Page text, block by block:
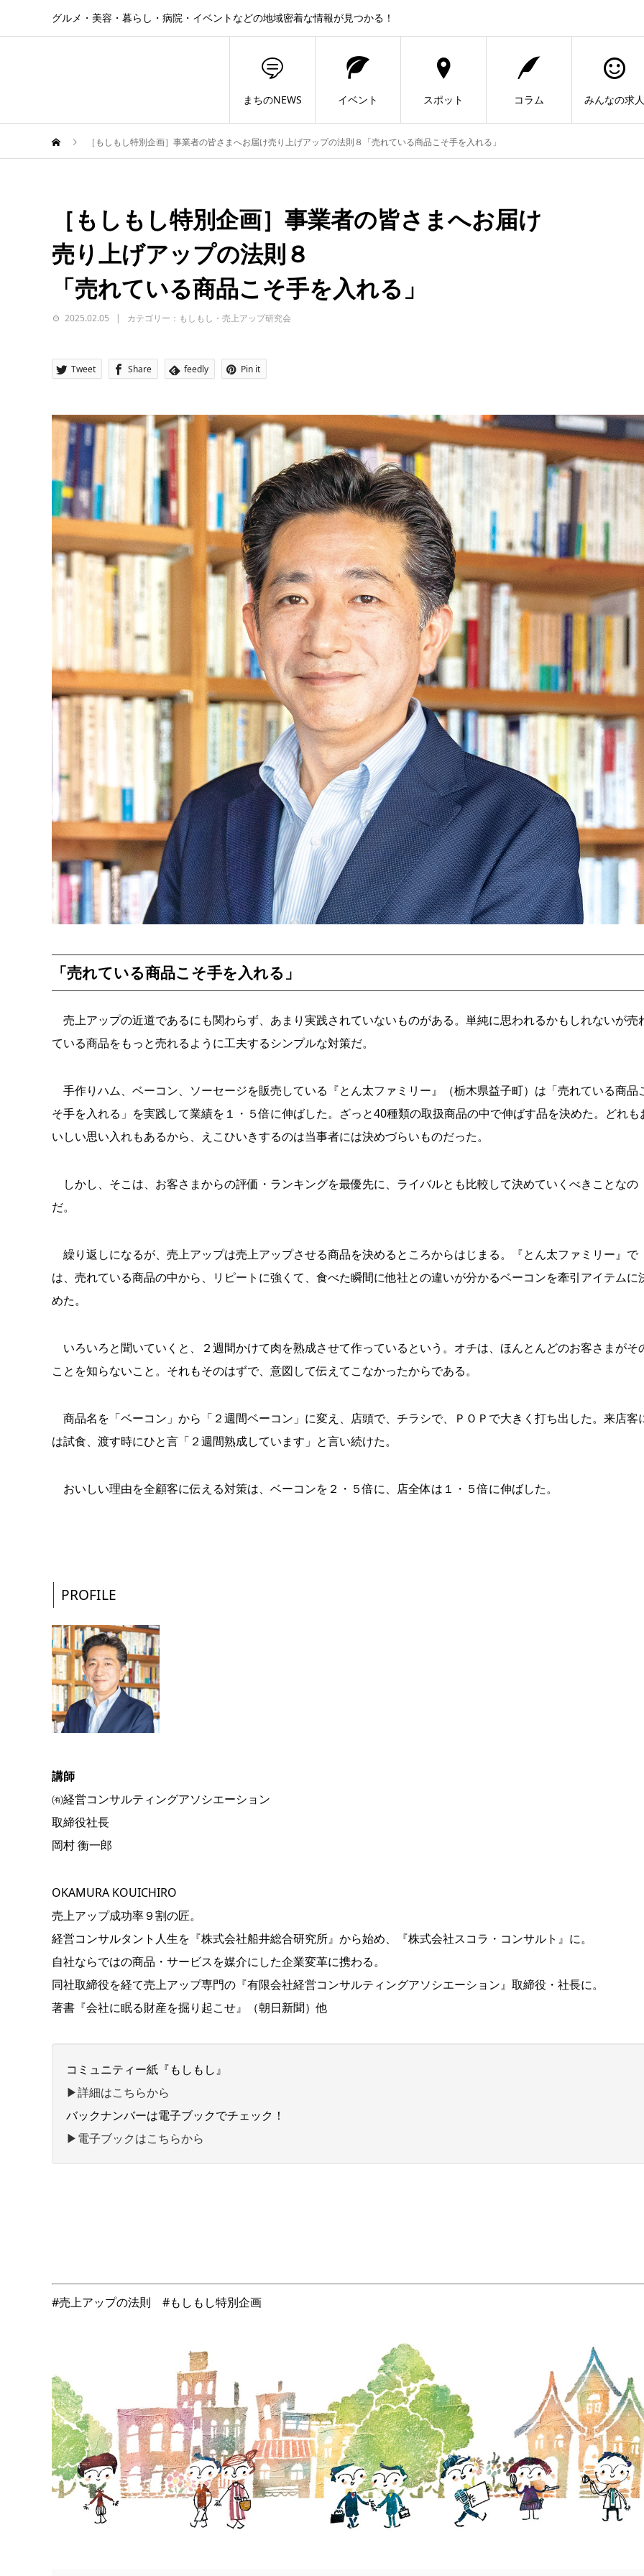
グルメ・美容・暮らし・病院・イベントなどの地域密着な情報が見つかる！
まちのNEWS イベント スポット コラム みんなの求人
［もしもし特別企画］事業者の皆さまへお届け売り上げアップの法則８「売れている商品こそ手を入れる」
［もしもし特別企画］事業者の皆さまへお届け
売り上げアップの法則８
「売れている商品こそ手を入れる」
2025.02.05 カテゴリー：もしもし・売上アップ研究会
Tweet Share feedly Pin it
「売れている商品こそ手を入れる」
売上アップの近道であるにも関わらず、あまり実践されていないものがある。単純に思われるかもしれないが売
ている商品をもっと売れるように工夫するシンプルな対策だ。
手作りハム、ベーコン、ソーセージを販売している『とん太ファミリー』（栃木県益子町）は「売れている商品
そ手を入れる」を実践して業績を１・５倍に伸ばした。ざっと40種類の取扱商品の中で伸ばす品を決めた。どれも
いしい思い入れもあるから、えこひいきするのは当事者には決めづらいものだった。
しかし、そこは、お客さまからの評価・ランキングを最優先に、ライバルとも比較して決めていくべきことなの
だ。
繰り返しになるが、売上アップは売上アップさせる商品を決めるところからはじまる。『とん太ファミリー』で
は、売れている商品の中から、リピートに強くて、食べた瞬間に他社との違いが分かるベーコンを牽引アイテムに
めた。
いろいろと聞いていくと、２週間かけて肉を熟成させて作っているという。オチは、ほんとんどのお客さまがそ
ことを知らないこと。それもそのはずで、意図して伝えてこなかったからである。
商品名を「ベーコン」から「２週間ベーコン」に変え、店頭で、チラシで、ＰＯＰで大きく打ち出した。来店客
は試食、渡す時にひと言「２週間熟成しています」と言い続けた。
おいしい理由を全顧客に伝える対策は、ベーコンを２・５倍に、店全体は１・５倍に伸ばした。
PROFILE
講師
㈲経営コンサルティングアソシエーション
取締役社長
岡村 衡一郎
OKAMURA KOUICHIRO
売上アップ成功率９割の匠。
経営コンサルタント人生を『株式会社船井総合研究所』から始め、『株式会社スコラ・コンサルト』に。
自社ならではの商品・サービスを媒介にした企業変革に携わる。
同社取締役を経て売上アップ専門の『有限会社経営コンサルティングアソシエーション』取締役・社長に。
著書『会社に眠る財産を掘り起こせ』（朝日新聞）他
コミュニティー紙『もしもし』
▶︎詳細はこちらから
バックナンバーは電子ブックでチェック！
▶︎電子ブックはこちらから
#売上アップの法則 #もしもし特別企画